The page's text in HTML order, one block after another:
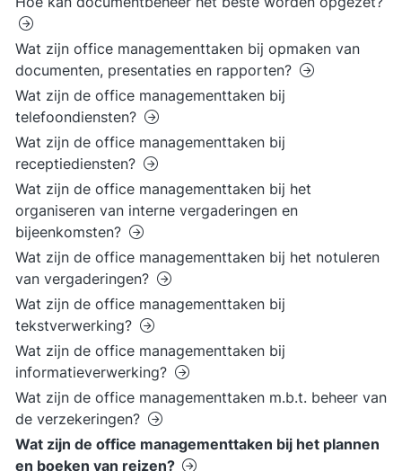
Wat zijn office managementtaken bij opmaken van
documenten, presentaties en rapporten?
Wat zijn de office managementtaken bij
telefoondiensten?
Wat zijn de office managementtaken bij
receptiediensten?
Wat zijn de office managementtaken bij het
organiseren van interne vergaderingen en
bijeenkomsten?
Wat zijn de office managementtaken bij het notuleren
van vergaderingen?
Wat zijn de office managementtaken bij
tekstverwerking?
Wat zijn de office managementtaken bij
informatieverwerking?
Wat zijn de office managementtaken m.b.t. beheer van
de verzekeringen?
Wat zijn de office managementtaken bij het plannen
en boeken van reizen?